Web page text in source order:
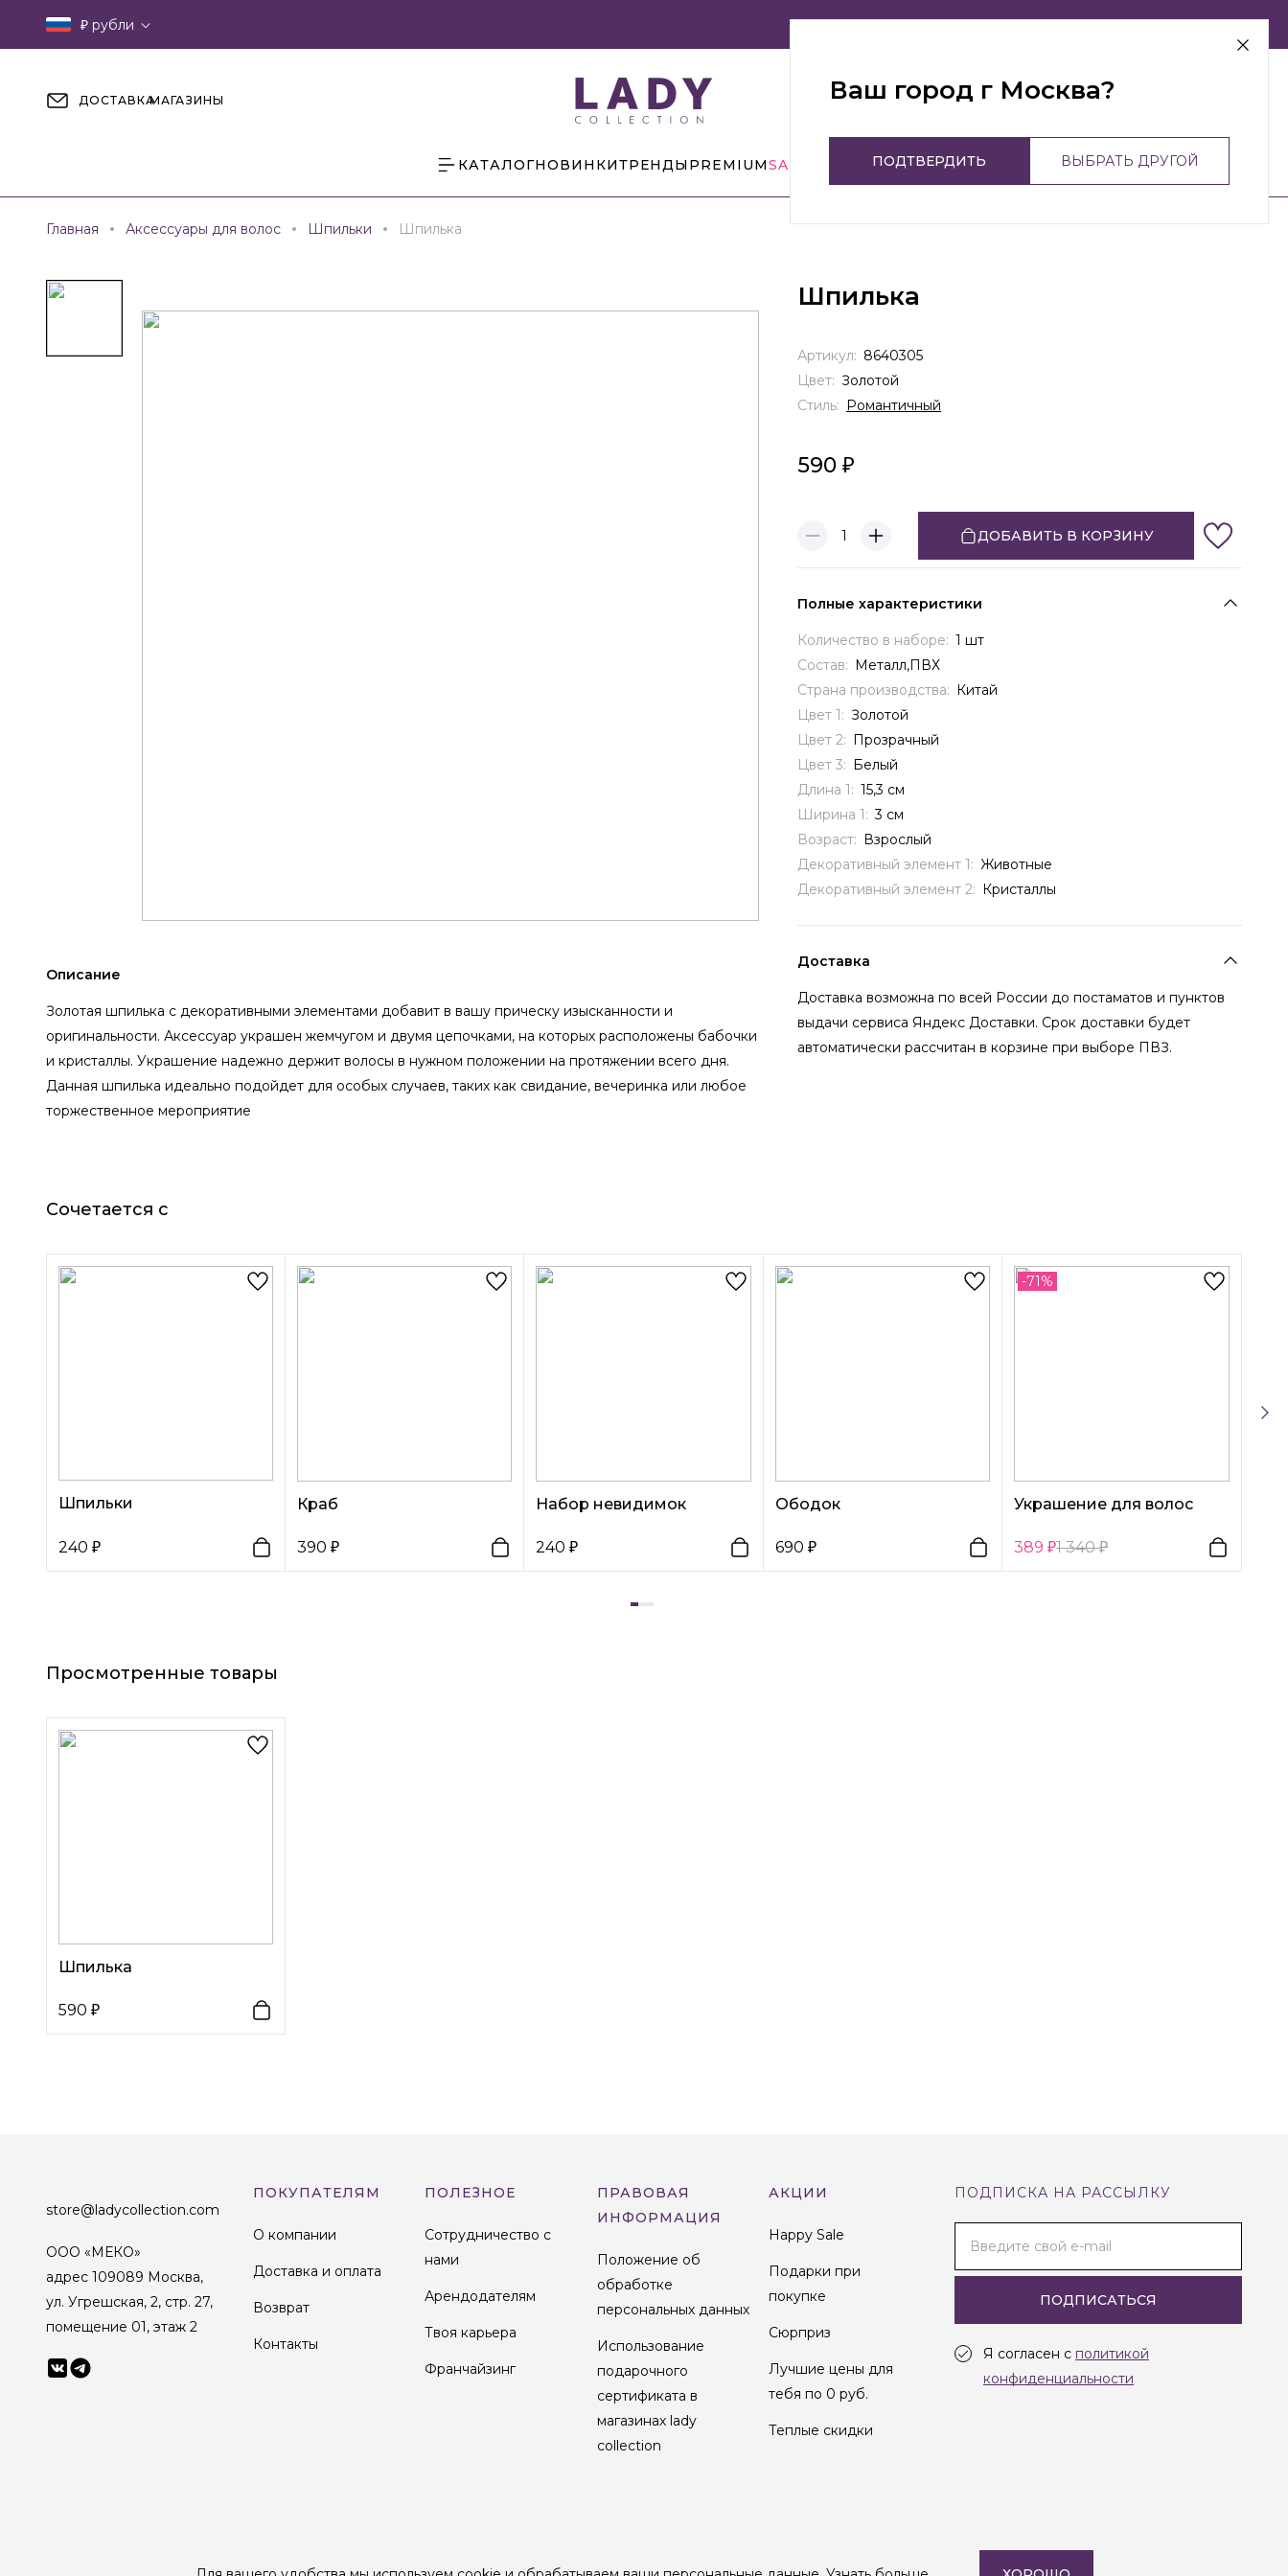
₽ рубли г Москва
ДОСТАВКАМАГАЗИНЫ
КАТАЛОГНОВИНКИТРЕНДЫ PREMIUMSALE
Главная Аксессуары для волос Шпильки Шпилька
Описание
Золотая шпилька с декоративными элементами добавит в вашу прическу изысканности и
оригинальности. Аксессуар украшен жемчугом и двумя цепочками, на которых расположены бабочки
и кристаллы. Украшение надежно держит волосы в нужном положении на протяжении всего дня.
Данная шпилька идеально подойдет для особых случаев, таких как свидание, вечеринка или любое
торжественное мероприятие
Шпилька
590
1 ДОБАВИТЬ В КОРЗИНУ
Артикул: 8640305
Цвет: Золотой
Стиль: Романтичный
Полные характеристики
Количество в наборе: 1 шт
Состав: Металл,ПВХ
Страна производства: Китай
Цвет 1: Золотой
Цвет 2: Прозрачный
Цвет 3: Белый
Длина 1: 15,3 см
Ширина 1: 3 см
Возраст: Взрослый
Декоративный элемент 1: Животные
Декоративный элемент 2: Кристаллы
Доставка
Доставка возможна по всей России до постаматов и пунктов
выдачи сервиса Яндекс Доставки. Срок доставки будет
автоматически рассчитан в корзине при выборе ПВЗ.
Сочетается с
Шпильки
240
Краб
390
Набор невидимок
240
Ободок
690
-71%
Украшение для волос
389 1 340
Просмотренные товары
Шпилька
590
ПОДПИСКА НА РАССЫЛКУ
Введите свой e-mail
ПОДПИСАТЬСЯ
Я согласен с политикой
конфиденциальности
store@ladycollection.com
ООО «МЕКО»
адрес 109089 Москва,
ул. Угрешская, 2, стр. 27,
помещение 01, этаж 2
ПОКУПАТЕЛЯМ
О компании
Доставка и оплата
Возврат
Контакты
ПОЛЕЗНОЕ
Сотрудничество с
нами
Арендодателям
Твоя карьера
Франчайзинг
ПРАВОВАЯ
ИНФОРМАЦИЯ
Положение об
обработке
персональных данных
Использование
подарочного
сертификата в
магазинах lady
collection
АКЦИИ
Happy Sale
Подарки при
покупке
Сюрприз
Лучшие цены для
тебя по 0 руб.
Теплые скидки
Создание сайта —
Ваш город г Москва?
ПОДТВЕРДИТЬ ВЫБРАТЬ ДРУГОЙ